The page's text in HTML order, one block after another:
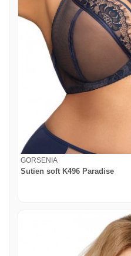
GORSENIA
Sutien soft K496 Paradise